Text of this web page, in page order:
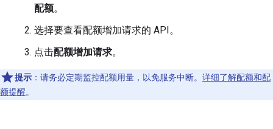
配额。
选择要查看配额增加请求的 API。
点击配额增加请求。
提示 ：请务必定期监控配额用量，以免服务中断。 详细了解配额和配
额提醒。